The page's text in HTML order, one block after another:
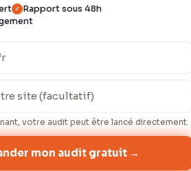
✓ Rapport sous 48h
votre audit peut être lancé directement.
mon audit gratuit →
sans frais
France, 67 % des agences web ne
que la transparence n’est pas
Discuter